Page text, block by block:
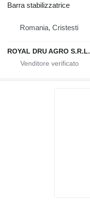
Barra stabilizzatrice
Romania, Cristesti
ROYAL DRU AGRO S.R.L.